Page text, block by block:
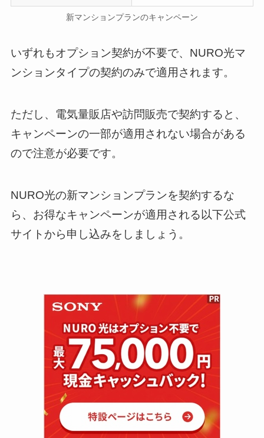
新マンションプランのキャンペーン
いずれもオプション契約が不要で、NURO光マ
ンションタイプの契約のみで適用されます。
ただし、電気量販店や訪問販売で契約すると、
キャンペーンの一部が適用されない場合がある
ので注意が必要です。
NURO光の新マンションプランを契約するな
ら、お得なキャンペーンが適用される以下公式
サイトから申し込みをしましょう。